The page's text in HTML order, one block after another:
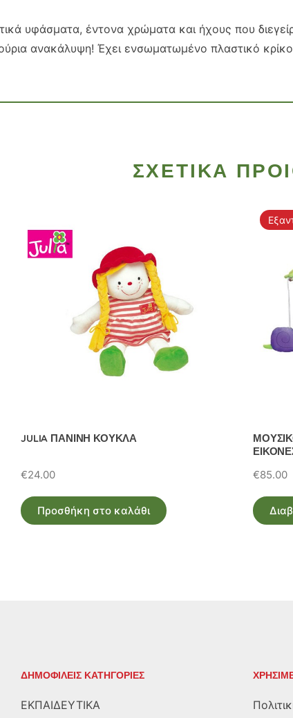
υφάσματα, έντονα χρώματα και ήχους που
ανακάλυψη! Έχει ενσωματωμένο πλαστικό
ΣΧΕΤΙΚΑ
JULIA ΠΑΝΙΝΗ ΚΟΥΚΛΑ
€24.00
Προσθήκη στο καλάθι
€85.00
ΔΗΜΟΦΙΛΕΙΣ ΚΑΤΗΓΟΡΙΕΣ
ΕΚΠΑΙΔΕΥΤΙΚΑ